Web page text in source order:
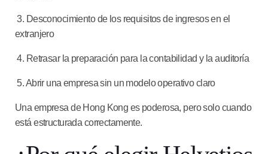
3. Desconocimiento de los requisitos de ingresos en el
extranjero
4. Retrasar la preparación para la contabilidad y la auditoría
5. Abrir una empresa sin un modelo operativo claro
Una empresa de Hong Kong es poderosa, pero solo cuando
está estructurada correctamente.